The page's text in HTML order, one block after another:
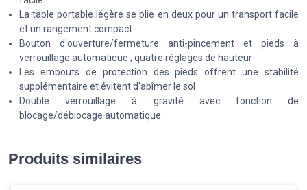
La table portable légère se plie en deux pour un transport facile
et un rangement compact
Bouton d'ouverture/fermeture anti-pincement et pieds à
verrouillage automatique ; quatre réglages de hauteur
Les embouts de protection des pieds offrent une stabilité
supplémentaire et évitent d'abîmer le sol
Double verrouillage à gravité avec fonction de
blocage/déblocage automatique
Produits similaires